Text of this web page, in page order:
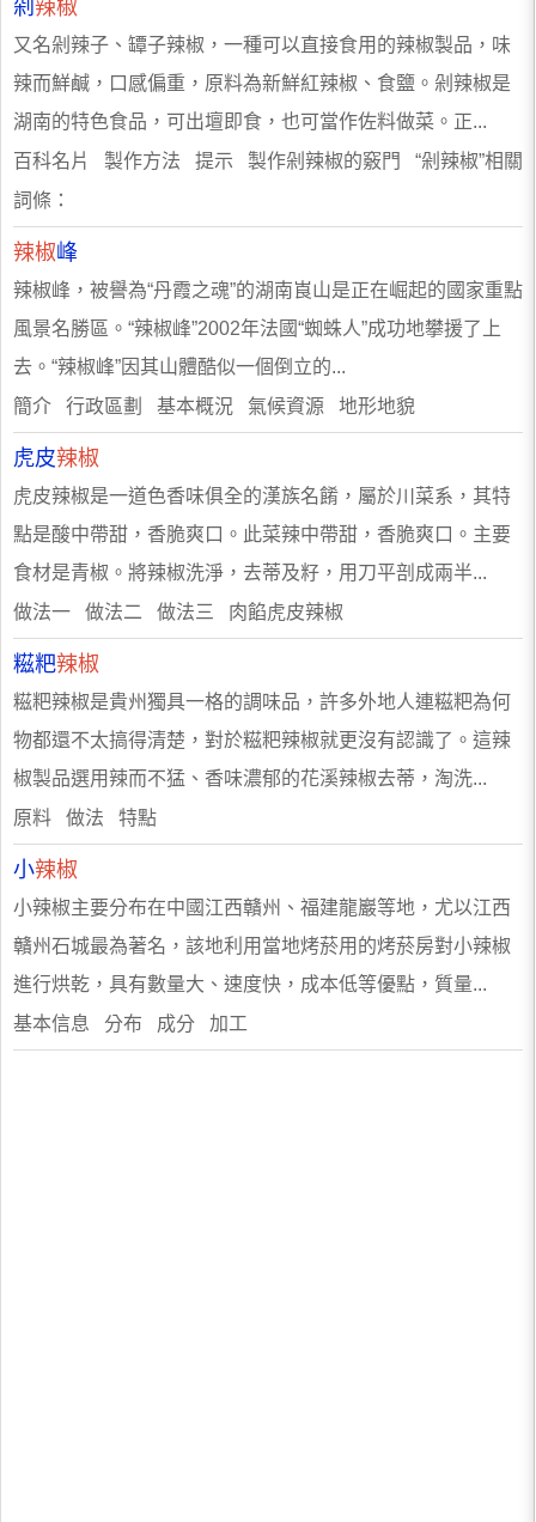
剁 辣椒
又名剁辣子、罈子辣椒，一種可以直接食用的辣椒製品，味
辣而鮮鹹，口感偏重，原料為新鮮紅辣椒、食鹽。剁辣椒是
湖南的特色食品，可出壇即食，也可當作佐料做菜。正...
百科名片 製作方法 提示 製作剁辣椒的竅門 “剁辣椒”相關
詞條：
辣椒峰
辣椒峰，被譽為“丹霞之魂”的湖南崀山是正在崛起的國家重點
風景名勝區。“辣椒峰”2002年法國“蜘蛛人”成功地攀援了上
去。“辣椒峰”因其山體酷似一個倒立的...
簡介 行政區劃 基本概況 氣候資源 地形地貌
虎皮辣椒
虎皮辣椒是一道色香味俱全的漢族名餚，屬於川菜系，其特
點是酸中帶甜，香脆爽口。此菜辣中帶甜，香脆爽口。主要
食材是青椒。將辣椒洗淨，去蒂及籽，用刀平剖成兩半...
做法一 做法二 做法三 肉餡虎皮辣椒
糍粑辣椒
糍粑辣椒是貴州獨具一格的調味品，許多外地人連糍粑為何
物都還不太搞得清楚，對於糍粑辣椒就更沒有認識了。這辣
椒製品選用辣而不猛、香味濃郁的花溪辣椒去蒂，淘洗...
原料 做法 特點
小辣椒
小辣椒主要分布在中國江西贛州、福建龍巖等地，尤以江西
贛州石城最為著名，該地利用當地烤菸用的烤菸房對小辣椒
進行烘乾，具有數量大、速度快，成本低等優點，質量...
基本信息 分布 成分 加工